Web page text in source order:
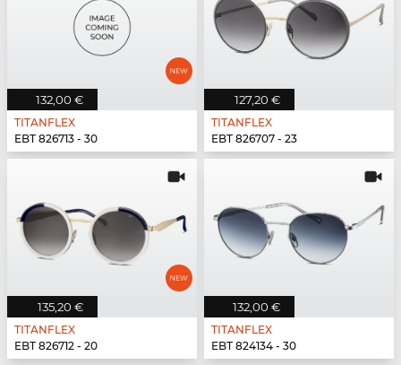
132,00 €
TITANFLEX
EBT 826713 - 30
127,20 €
TITANFLEX
EBT 826707 - 23
135,20 €
TITANFLEX
EBT 826712 - 20
132,00 €
TITANFLEX
EBT 824134 - 30